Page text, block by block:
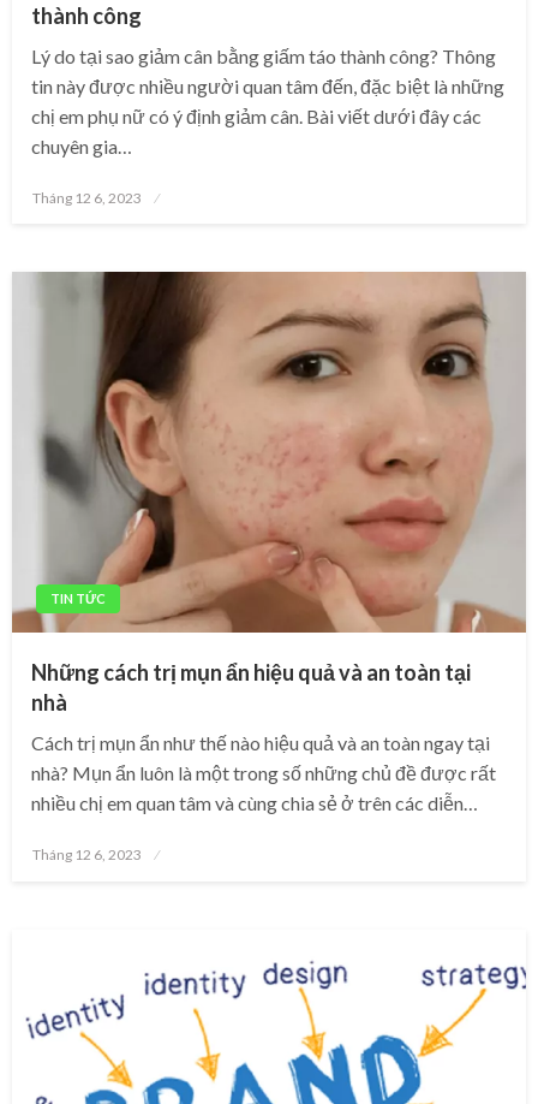
thành công
Lý do tại sao giảm cân bằng giấm táo thành công? Thông
tin này được nhiều người quan tâm đến, đặc biệt là những
chị em phụ nữ có ý định giảm cân. Bài viết dưới đây các
chuyên gia…
Posted
Tháng 12 6, 2023
TIN TỨC
Những cách trị mụn ẩn hiệu quả và an toàn tại
nhà
Cách trị mụn ẩn như thế nào hiệu quả và an toàn ngay tại
nhà? Mụn ẩn luôn là một trong số những chủ đề được rất
nhiều chị em quan tâm và cùng chia sẻ ở trên các diễn…
Posted
Tháng 12 6, 2023